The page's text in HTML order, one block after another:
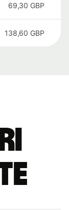
69,30 GBP
138,60 GBP